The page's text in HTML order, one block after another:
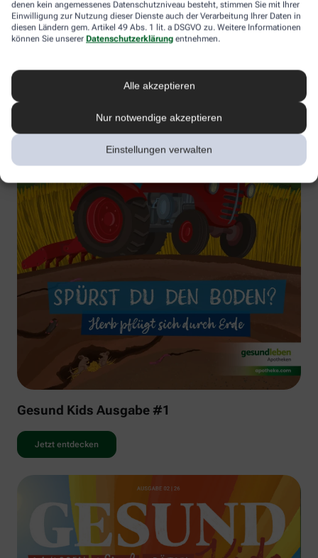
denen kein angemessenes Datenschutzniveau besteht, stimmen Sie mit Ihrer
Einwilligung zur Nutzung dieser Dienste auch der Verarbeitung Ihrer Daten in
diesen Ländern gem. Artikel 49 Abs. 1 lit. a DSGVO zu. Weitere Informationen
können Sie unserer Datenschutzerklärung entnehmen.
Alle akzeptieren
Nur notwendige akzeptieren
Einstellungen verwalten
Gesund Kids Ausgabe #1
Jetzt entdecken